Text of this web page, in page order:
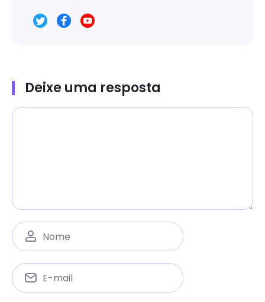
Deixe uma resposta